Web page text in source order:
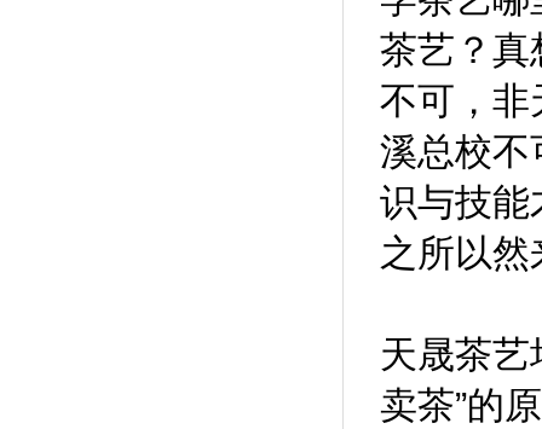
茶艺？真
不可，非
溪总校不
识与技能
之所以
天晟茶艺
卖茶”的